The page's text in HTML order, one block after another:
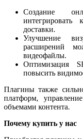
Создание
интегрировать
доставки.
Улучшение
расширений
видеофайлы.
Оптимизация
повысить
Плагины также
платформ,
объемами контента.
Почему купить у нас